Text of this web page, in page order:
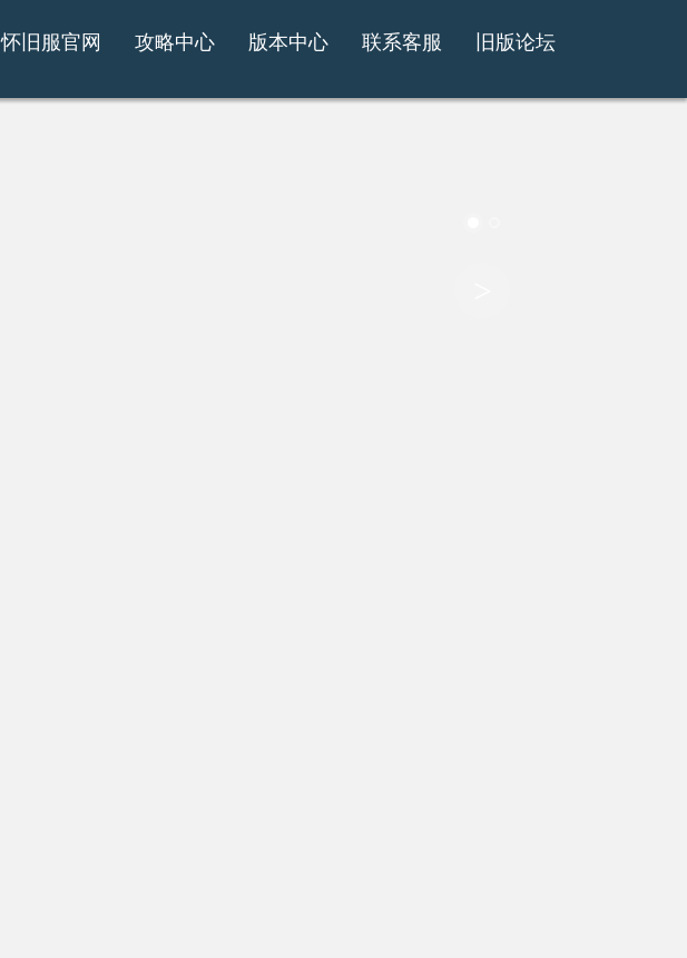
怀旧服官网 攻略中心 版本中心 联系客服 旧版论坛